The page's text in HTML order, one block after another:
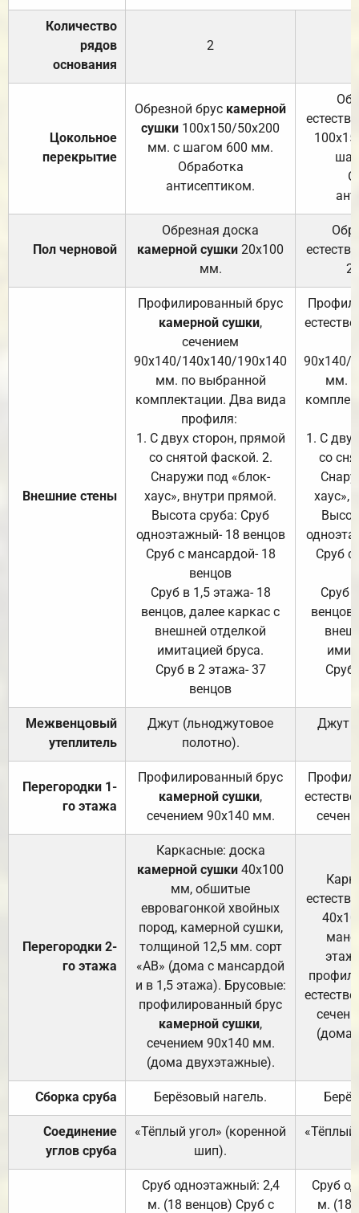
Количество
рядов
основания
2
Цокольное
перекрытие
Обрезной брус камерной
сушки 100х150/50х200
мм. с шагом 600 мм.
Обработка
антисептиком.
Пол черновой
Обрезная доска
камерной сушки 20х100
мм.
Внешние стены
Профилированный брус
камерной сушки,
сечением
90х140/140х140/190х140
мм. по выбранной
комплектации. Два вида
профиля:
1. С двух сторон, прямой
со снятой фаской. 2.
Снаружи под «блок-
хаус», внутри прямой.
Высота сруба: Сруб
одноэтажный- 18 венцов
Сруб с мансардой- 18
венцов
Сруб в 1,5 этажа- 18
венцов, далее каркас с
внешней отделкой
имитацией бруса.
Сруб в 2 этажа- 37
венцов
90х140/
мм.
1. С
со
хаус»,
Сруб с
Сруб
Сруб
Межвенцовый
утеплитель
Джут (льноджутовое
полотно).
Джут
Перегородки 1-
го этажа
Профилированный брус
камерной сушки,
сечением 90х140 мм.
Перегородки 2-
го этажа
Каркасные: доска
камерной сушки 40х100
мм, обшитые
евровагонкой хвойных
пород, камерной сушки,
толщиной 12,5 мм. сорт
«АВ» (дома с мансардой
и в 1,5 этажа). Брусовые:
профилированный брус
камерной сушки,
сечением 90х140 мм.
(дома двухэтажные).
(дома
Сборка сруба Берёзовый нагель.
Соединение
углов сруба
«Тёплый угол» (коренной
шип).
«Тёплый
Сруб одноэтажный: 2,4
м. (18 венцов) Сруб с
Сруб
м. (18